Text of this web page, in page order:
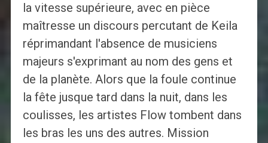
la vitesse supérieure, avec en pièce
maîtresse un discours percutant de Keila
réprimandant l'absence de musiciens
majeurs s'exprimant au nom des gens et
de la planète. Alors que la foule continue
la fête jusque tard dans la nuit, dans les
coulisses, les artistes Flow tombent dans
les bras les uns des autres. Mission